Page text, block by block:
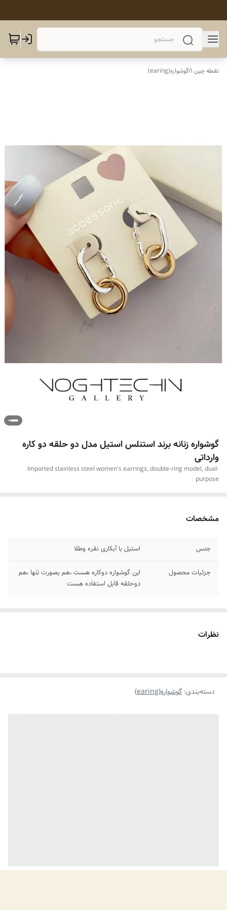
نقطه چین 1 /گوشواره(earing)
گوشواره زنانه برند استنلس استیل مدل دو حلقه دو کاره
وارداتی
Imported stainless steel women's earrings, double-ring model, dual-
purpose
مشخصات
جنس استیل با آبکاری نقره وطلا
جزئیات محصول
این گوشواره دوکاره هست ،هم بصورت تنها ،هم
دوحلقه قابل استفاده هست
نظرات
دسته‌بندی: گوشواره(earing)